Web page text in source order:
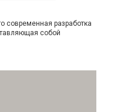
разработка
собой